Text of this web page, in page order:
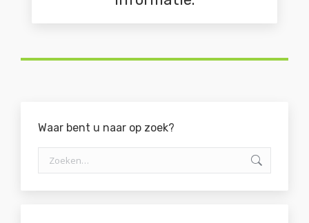
Waar bent u naar op zoek?
Zoeken: